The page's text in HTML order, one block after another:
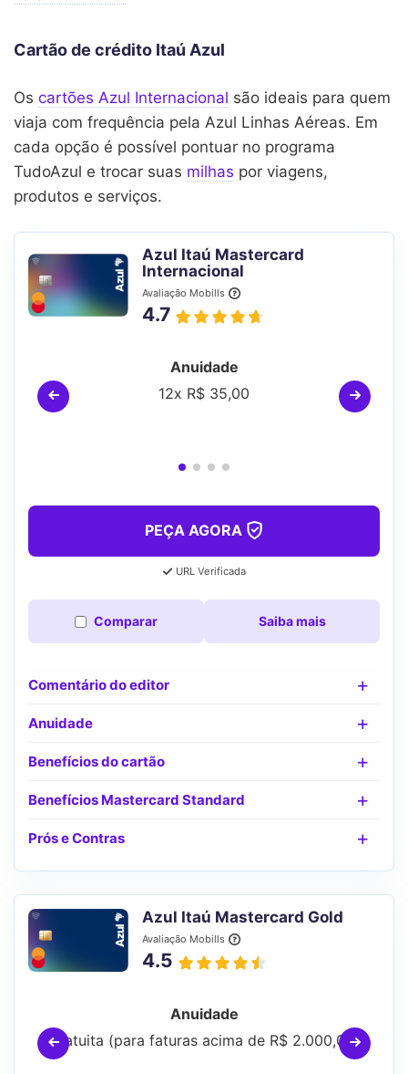
Cartão de crédito Itaú Azul
Os cartões Azul Internacional são ideais para quem
viaja com frequência pela Azul Linhas Aéreas. Em
cada opção é possível pontuar no programa
TudoAzul e trocar suas milhas por viagens,
produtos e serviços.
Azul Itaú Mastercard
Internacional
Avaliação Mobills
4.7
Anuidade
12x R$ 35,00
PEÇA AGORA
URL Verificada
Comparar Saiba mais
Comentário do editor
Anuidade
Benefícios do cartão
Benefícios Mastercard Standard
Prós e Contras
Azul Itaú Mastercard Gold
Avaliação Mobills
4.5
Anuidade
Gratuita (para faturas acima de R$ 2.000,00)